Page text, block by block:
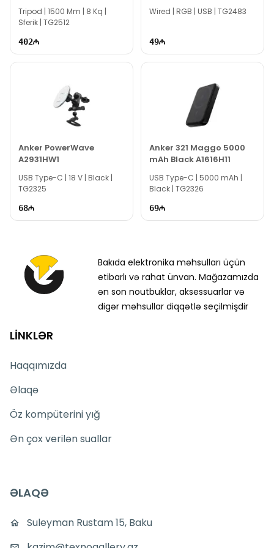
mağazasında sərfəli qiymətə!
MKBFRTA4BK-BH
Tripod | 1500 Mm | 8 Kq |
Sferik | TG2512
402
Microphone 64640
Wired | RGB | USB | TG2483
49
Anker PowerWave
A2931HW1
USB Type-C | 18 V | Black |
TG2325
68
Anker 321 Maggo 5000
mAh Black A1616H11
USB Type-C | 5000 mAh |
Black | TG2326
69
Bakıda elektronika məhsulları üçün
etibarlı və rahat ünvan. Mağazamızda
ən son noutbuklar, aksessuarlar və
digər məhsullar diqqətlə seçilmişdir
LİNKLƏR
Haqqımızda
Əlaqə
Öz kompüterini yığ
Ən çox verilən suallar
ƏLAQƏ
Suleyman Rustam 15, Baku